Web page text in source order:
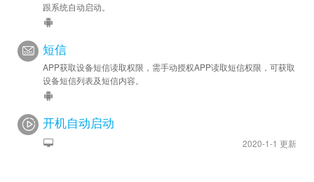
跟系统自动启动。
短信
APP获取设备短信读取权限，需手动授权APP读取短信权限，可获取
设备短信列表及短信内容。
开机自动启动
2020-1-1 更新